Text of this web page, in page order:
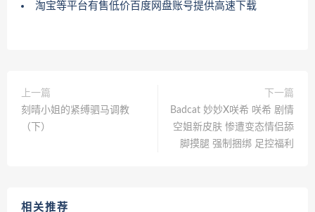
淘宝等平台有售低价百度网盘账号提供高速下载
上一篇
刻晴小姐的紧缚驷马调教
（下）
下一篇
Badcat 妙妙X咲希 咲希 剧情
空姐新皮肤 惨遭变态情侣舔
脚摸腿 强制捆绑 足控福利
相关推荐